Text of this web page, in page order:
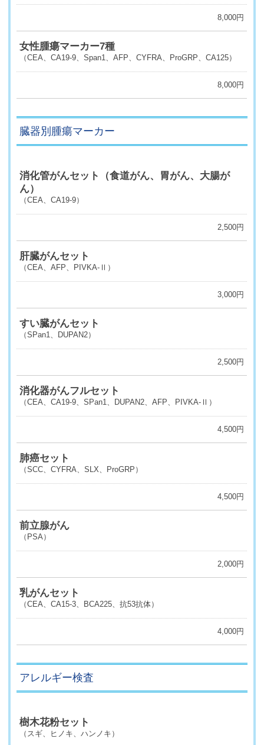
8,000円
女性腫瘍マーカー7種
（CEA、CA19-9、Span1、AFP、CYFRA、ProGRP、CA125）
8,000円
臓器別腫瘍マーカー
消化管がんセット（食道がん、胃がん、大腸が
ん）
（CEA、CA19-9）
2,500円
肝臓がんセット
（CEA、AFP、PIVKA-Ⅱ）
3,000円
すい臓がんセット
（SPan1、DUPAN2）
2,500円
消化器がんフルセット
（CEA、CA19-9、SPan1、DUPAN2、AFP、PIVKA-Ⅱ）
4,500円
肺癌セット
（SCC、CYFRA、SLX、ProGRP）
4,500円
前立腺がん
（PSA）
2,000円
乳がんセット
（CEA、CA15-3、BCA225、抗53抗体）
4,000円
アレルギー検査
樹木花粉セット
（スギ、ヒノキ、ハンノキ）